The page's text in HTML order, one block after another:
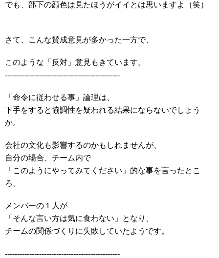
でも、部下の顔色は見たほうがイイとは思いますよ（笑）
さて、こんな賛成意見が多かった一方で、
このような「反対」意見もきています。
-----------------------------------------------
「命令に従わせる事」論理は、
下手をすると協調性を疑われる結果にならないでしょう
か。
会社の文化も影響するのかもしれませんが、
自分の場合、チーム内で
「このようにやってみてください」的な事を言ったとこ
ろ、
メンバーの１人が
「そんな言い方は気に食わない」となり、
チームの関係づくりに失敗していたようです。
-----------------------------------------------